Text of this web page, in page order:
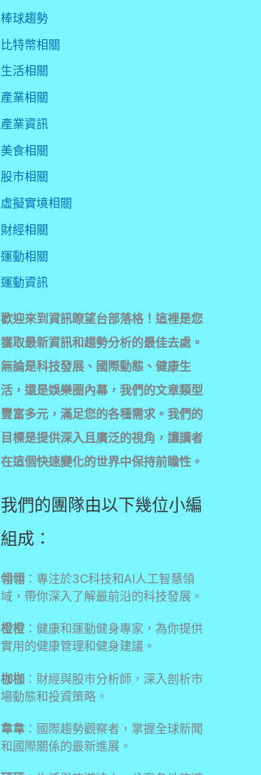
棒球趨勢
比特幣相關
生活相關
產業相關
產業資訊
美食相關
股市相關
虛擬實境相關
財經相關
運動相關
運動資訊
歡迎來到資訊瞭望台部落格！這裡是您
獲取最新資訊和趨勢分析的最佳去處。
無論是科技發展、國際動態、健康生
活，還是娛樂圈內幕，我們的文章類型
豐富多元，滿足您的各種需求。我們的
目標是提供深入且廣泛的視角，讓讀者
在這個快速變化的世界中保持前瞻性。
我們的團隊由以下幾位小編
組成：
翎翎 ：專注於3C科技和AI人工智慧領
域，帶你深入了解最前沿的科技發展。
橙橙 ：健康和運動健身專家，為你提供
實用的健康管理和健身建議。
枷枷 ：財經與股市分析師，深入剖析市
場動態和投資策略。
韋韋 ：國際趨勢觀察者，掌握全球新聞
和國際關係的最新進展。